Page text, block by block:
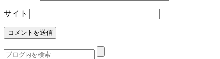
サイト